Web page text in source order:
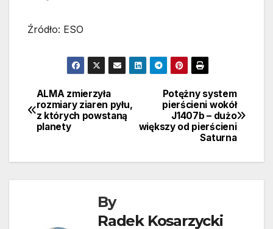
Źródło: ESO
Nawigacja
wpisu
Potężny system
pierścieni wokół
J1407b – dużo
większy od pierścieni
Saturna
ALMA zmierzyła
rozmiary ziaren pyłu,
z których powstaną
planety
By
Radek Kosarzycki